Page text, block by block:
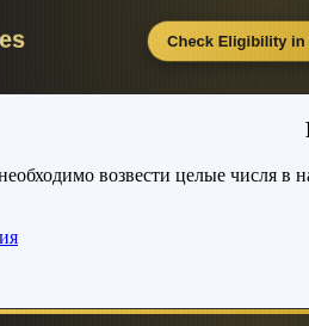
возвести целые числя